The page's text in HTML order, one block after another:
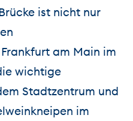
ist nicht nur
am Main im
wichtige
Stadtzentrum und
im